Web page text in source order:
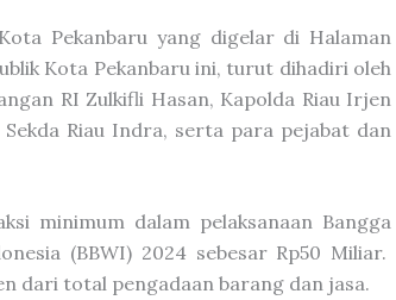
Pekanbaru yang digelar di Halaman
Kota Pekanbaru ini, turut dihadiri oleh
RI Zulkifli Hasan, Kapolda Riau Irjen
Riau Indra, serta para pejabat dan
minimum dalam pelaksanaan Bangga
(BBWI) 2024 sebesar Rp50 Miliar.
dari total pengadaan barang dan jasa.